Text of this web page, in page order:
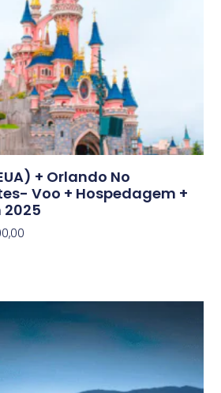
+ Orlando No
Voo + Hospedagem +
2025